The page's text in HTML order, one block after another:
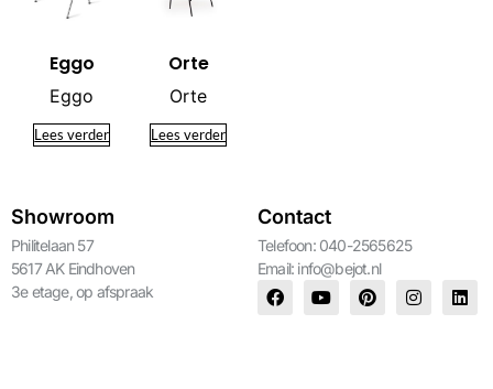
Eggo
Eggo
Lees verder
Orte
Orte
Lees verder
Showroom
Philitelaan 57
5617 AK Eindhoven
3e etage, op afspraak
Contact
Telefoon: 040-2565625
Email: info@bejot.nl